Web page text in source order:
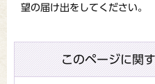
望の届け出をしてください。
このページに関